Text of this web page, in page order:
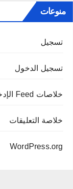
منوعات
تسجيل
تسجيل الدخول
خلاصات Feed الإدخالات
خلاصة التعليقات
WordPress.org